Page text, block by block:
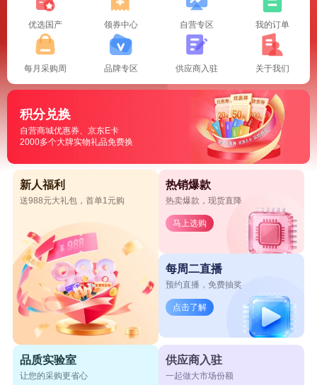
优选国产 领券中心 自营专区 我的订单
每月采购周 品牌专区 供应商入驻 关于我们
积分兑换
自营商城优惠券、京东E卡
2000多个大牌实物礼品免费换
新人福利
送988元大礼包，首单1元购
热销爆款
热卖爆款，现货直降
马上选购
每周二直播
预约直播，免费抽奖
点击了解
品质实验室
让您的采购更省心
供应商入驻
一起做大市场份额